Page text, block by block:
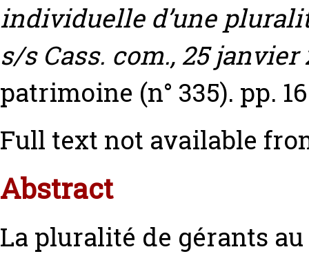
individuelle d’une
s/s Cass. com., 25 janvier
patrimoine (n° 335). pp.
Full text not available
Abstract
La pluralité de gérants au